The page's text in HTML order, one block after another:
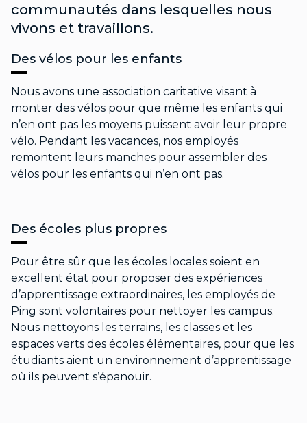
communautés dans lesquelles nous
vivons et travaillons.
Des vélos pour les enfants
Nous avons une association caritative visant à
monter des vélos pour que même les enfants qui
n’en ont pas les moyens puissent avoir leur propre
vélo. Pendant les vacances, nos employés
remontent leurs manches pour assembler des
vélos pour les enfants qui n’en ont pas.
Des écoles plus propres
Pour être sûr que les écoles locales soient en
excellent état pour proposer des expériences
d’apprentissage extraordinaires, les employés de
Ping sont volontaires pour nettoyer les campus.
Nous nettoyons les terrains, les classes et les
espaces verts des écoles élémentaires, pour que les
étudiants aient un environnement d’apprentissage
où ils peuvent s’épanouir.